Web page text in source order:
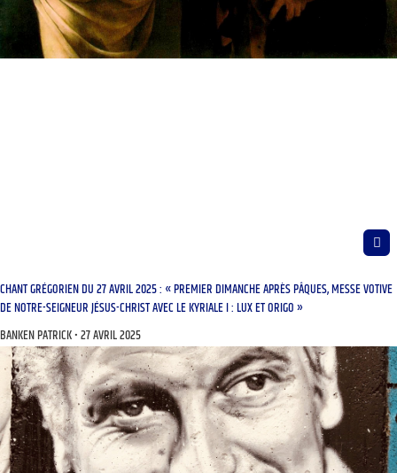
CHANT GRÉGORIEN DU 27 AVRIL 2025 : « PREMIER DIMANCHE APRÈS PÂQUES, MESSE VOTIVE
DE NOTRE-SEIGNEUR JÉSUS-CHRIST AVEC LE KYRIALE I : LUX ET ORIGO »
BANKEN PATRICK 27 AVRIL 2025